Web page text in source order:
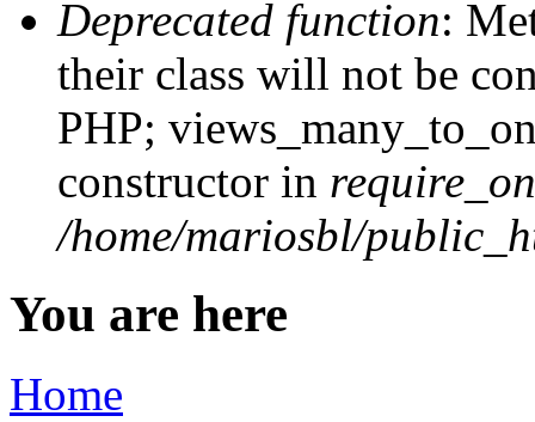
Deprecated function:
their class will not be
PHP;
constructor in
/home/mariosbl/
You are here
Home